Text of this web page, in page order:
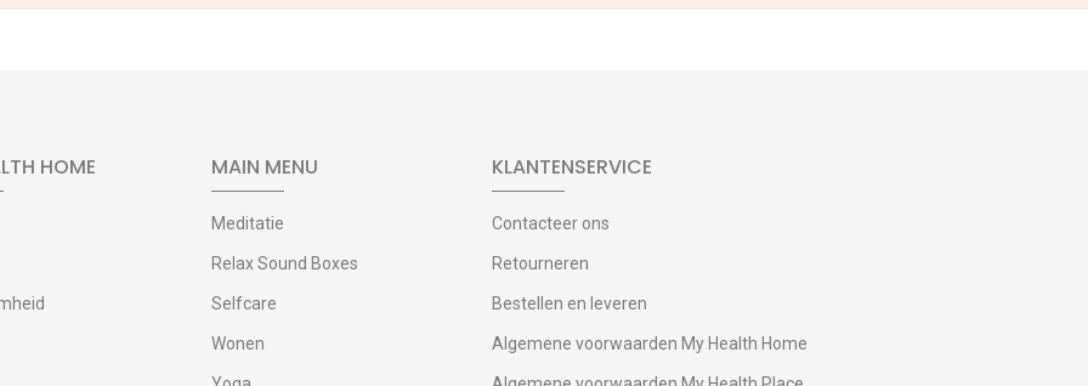
HOME MAIN MENU
Meditatie
Relax Sound Boxes
Selfcare
Wonen
KLANTENSERVICE
Contacteer ons
Retourneren
Bestellen en leveren
Algemene voorwaarden My Health Home